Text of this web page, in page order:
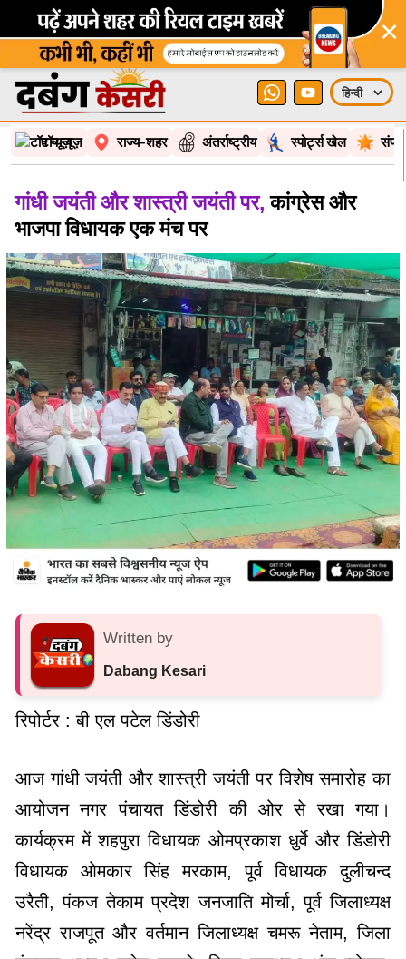
×
टॉप न्यूज़ राज्य-शहर अंतर्राष्ट्रीय स्पोर्ट्स खेल
गांधी जयंती और शास्त्री जयंती पर, कांग्रेस और
भाजपा विधायक एक मंच पर
Written by
Dabang Kesari
रिपोर्टर : बी एल पटेल डिंडोरी
आज गांधी जयंती और शास्त्री जयंती पर विशेष समारोह का
आयोजन नगर पंचायत डिंडोरी की ओर से रखा गया।
कार्यक्रम में शहपुरा विधायक ओमप्रकाश धुर्वे और डिंडोरी
विधायक ओमकार सिंह मरकाम, पूर्व विधायक दुलीचन्द
उरैती, पंकज तेकाम प्रदेश जनजाति मोर्चा, पूर्व जिलाध्यक्ष
नरेंद्र राजपूत और वर्तमान जिलाध्यक्ष चमरू नेताम, जिला